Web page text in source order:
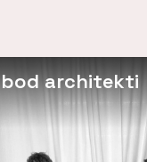
bod architekti